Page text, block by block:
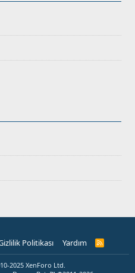
Politikası Yardım
R
2025 XenForo Ltd.